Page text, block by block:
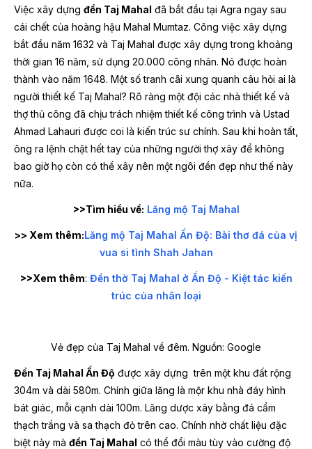
Việc xây dựng đền Taj Mahal đã bắt đầu tại Agra ngay sau
cái chết của hoàng hậu Mahal Mumtaz. Công việc xây dựng
bắt đầu năm 1632 và Taj Mahal được xây dựng trong khoảng
thời gian 16 năm, sử dụng 20.000 công nhân. Nó được hoàn
thành vào năm 1648. Một số tranh cãi xung quanh câu hỏi ai là
người thiết kế Taj Mahal? Rõ ràng một đội các nhà thiết kế và
thợ thủ công đã chịu trách nhiệm thiết kế công trình và Ustad
Ahmad Lahauri được coi là kiến trúc sư chính. Sau khi hoàn tất,
ông ra lệnh chặt hết tay của những người thợ xây để không
bao giờ họ còn có thể xây nên một ngôi đền đẹp như thế này
nữa.
>>Tìm hiểu về: Lăng mộ Taj Mahal
>> Xem thêm:Lăng mộ Taj Mahal Ấn Độ: Bài thơ đá của vị
vua si tình Shah Jahan
>>Xem thêm: Đền thờ Taj Mahal ở Ấn Độ - Kiệt tác kiến
trúc của nhân loại
Vẻ đẹp của Taj Mahal về đêm. Nguồn: Google
Đền Taj Mahal Ấn Độ được xây dựng trên một khu đất rộng
304m và dài 580m. Chính giữa lăng là mộr khu nhà đáy hình
bát giác, mỗi cạnh dài 100m. Lăng dược xây bằng đá cẩm
thạch trắng và sa thạch đỏ trên cao. Chính nhờ chất liệu đặc
biệt này mà đền Taj Mahal có thể đổi màu tùy vào cường độ